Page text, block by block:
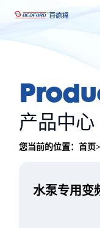
首页
产品中心
百德福品牌
研发实力
服务支持
企业信息
Produ
产品中心
您当前的位置：首页
水泵专用变